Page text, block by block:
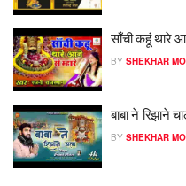
साँची कहूं थारे
BY SHEKHAR
बाबा ने रिझाने
BY SHEKHAR